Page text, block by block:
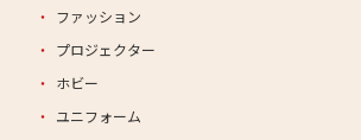
ファッション
プロジェクター
ホビー
ユニフォーム